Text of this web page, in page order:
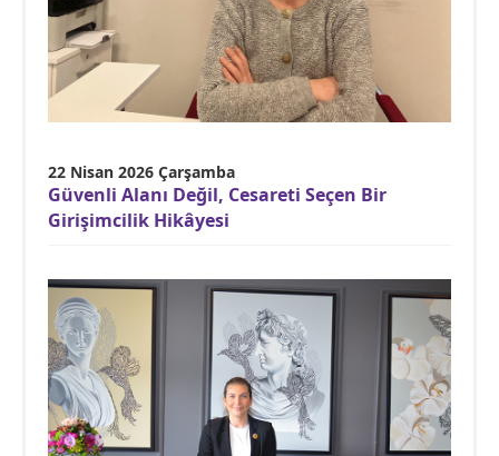
22 Nisan 2026 Çarşamba
Güvenli Alanı Değil, Cesareti Seçen Bir
Girişimcilik Hikâyesi